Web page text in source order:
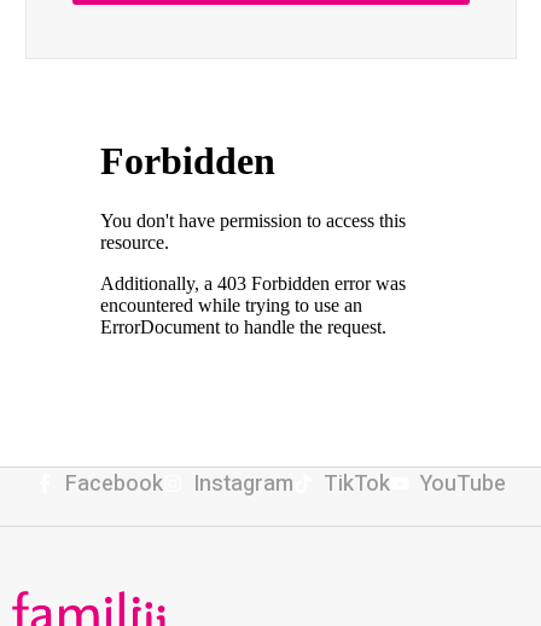
Facebook Instagram TikTok YouTube